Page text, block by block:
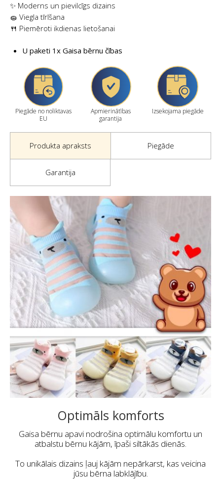
✨ Moderns un pievilcīgs dizains
🧽 Viegla tīrīšana
🍴 Piemēroti ikdienas lietošanai
U paketi 1x Gaisa bērnu čības
Piegāde no noliktavas
EU
Apmierinātības
garantija
Izsekojama piegāde
Produkta apraksts Piegāde
Garantija
Optimāls komforts
Gaisa bērnu apavi nodrošina optimālu komfortu un
atbalstu bērnu kājām, īpaši siltākās dienās.
To unikālais dizains ļauj kājām nepārkarst, kas veicina
jūsu bērna labklājību.